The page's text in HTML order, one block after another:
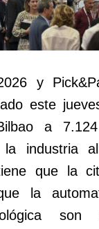
y
este
a
la industria
que la
la
son